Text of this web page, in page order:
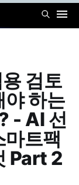
검토
야 하는
- AI 선
마트팩
Part 2